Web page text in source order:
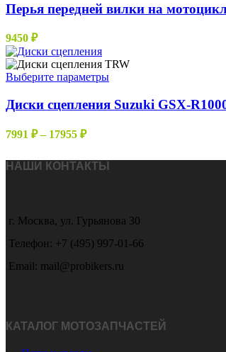
Перья передней вилки на
9450 ₽
Выберите параметрыЭтот
имеет
несколько
выбрать
Диски сцепления Suzuki GSX-
7991 ₽ – 17955 ₽Диапазон
7991 ₽
–
НАШИ КОНТАКТЫ
г. Москва, ул. Гурьянова 30
Телефон: +7 (495) 997-01-66
Email: mail@probikers.ru
КАТАЛОГ МОТОЗАПЧАСТЕЙ